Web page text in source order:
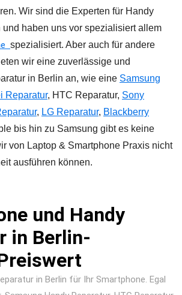
Wir sind die Experten für Handy
und haben uns vor spezialisiert allem
spezialisiert. Aber auch für andere
wir eine zuverlässige und
in Berlin an, wie eine Samsung
Reparatur, HTC Reparatur, Sony
, LG Reparatur, Blackberry
bis hin zu Samsung gibt es keine
von Laptop & Smartphone Praxis nicht
ausführen können.
und Handy
in Berlin-
in Berlin für Ihr Smartphone. Egal